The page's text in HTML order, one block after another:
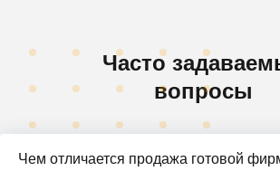
Часто
вопросы
Чем отличается продажа готовой